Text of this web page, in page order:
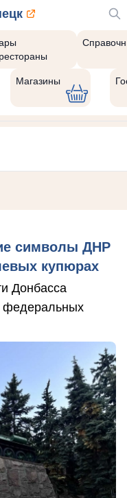
Магазины
символы ДНР
купюрах
Донбасса
федеральных